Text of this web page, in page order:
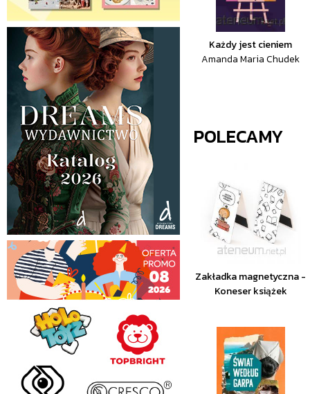
Każdy jest cieniem
Amanda Maria Chudek
POLECAMY
Zakładka magnetyczna -
Koneser książek